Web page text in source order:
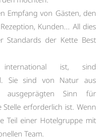
Empfang von Gästen, den
Kunden... All dies
Standards der Kette Best
ist, sind
Sie sind von Natur aus
Sinn für
erforderlich ist. Wenn
Teil einer Hotelgruppe mit
Team.